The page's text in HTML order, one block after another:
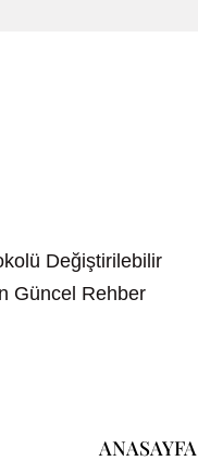
Değiştirilebilir
Güncel Rehber
ANASAYFA